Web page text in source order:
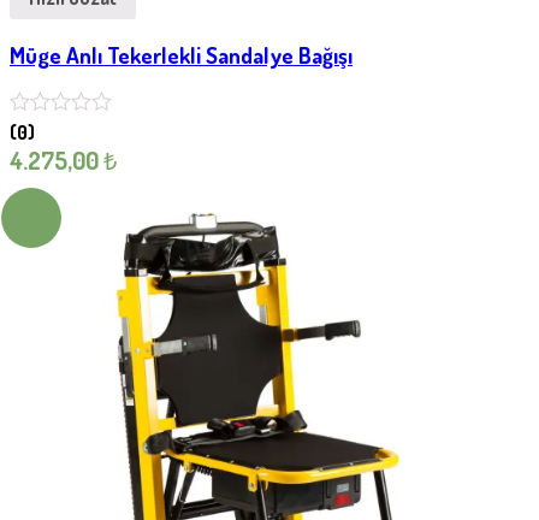
Müge Anlı Tekerlekli Sandalye Bağışı
(0)
4.275,00₺